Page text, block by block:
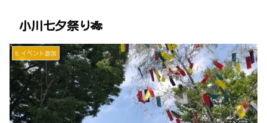
小川七夕祭り🎋
5.イベント参加